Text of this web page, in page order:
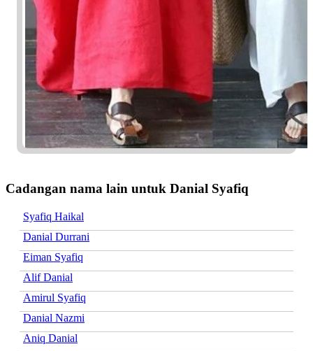
Cadangan nama lain untuk Danial Syafiq
Syafiq Haikal
Danial Durrani
Eiman Syafiq
Alif Danial
Amirul Syafiq
Danial Nazmi
Aniq Danial